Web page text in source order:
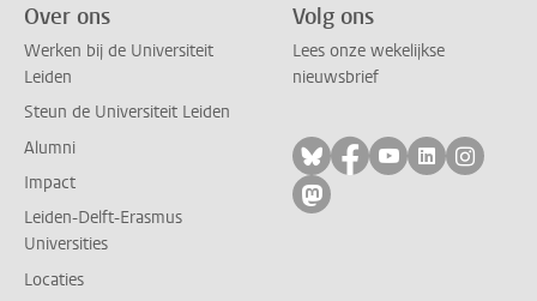
Over ons
Werken bij de Universiteit
Leiden
Steun de Universiteit Leiden
Alumni
Impact
Leiden-Delft-Erasmus
Universities
Locaties
Volg ons
Lees onze wekelijkse
nieuwsbrief
Volg ons op bluesky
Volg ons op
Volg ons op
Volg ons
Volg
Volg ons op mastodon